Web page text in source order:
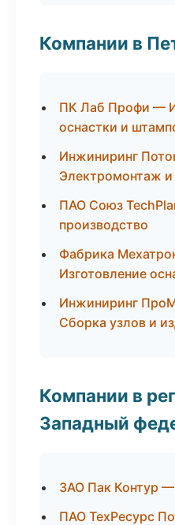
Компании в
ПК Лаб Профи —
оснастки и
Инжиниринг
Электромонтаж
ПАО Союз
производство
Фабрика
Изготовление
Инжиниринг
Сборка узлов и
Компании в
Западный
ЗАО Пак Контур
ПАО ТехРесурс